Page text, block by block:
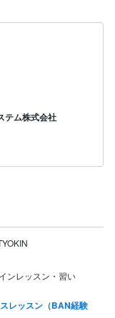
テム株式会社
ンレッスン・習い
レッスン（BAN経験